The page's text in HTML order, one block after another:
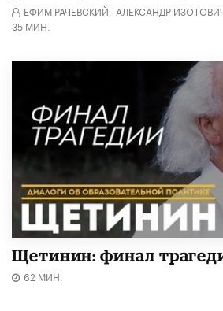
ЕФИМ РАЧЕВСКИЙ, АЛЕКСАНДР
35 МИН.
Щетинин: финал
62 МИН.